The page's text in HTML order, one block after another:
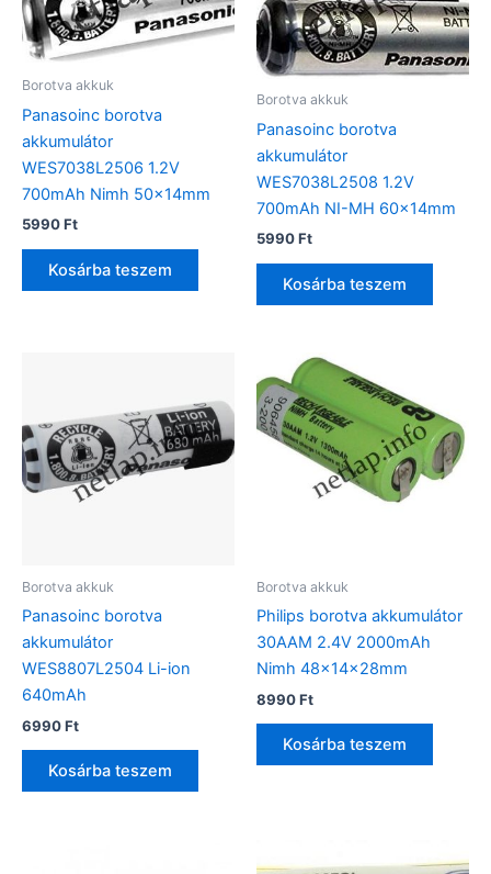
Borotva akkuk
Panasoinc borotva
akkumulátor
WES7038L2506 1.2V
700mAh Nimh 50x14mm
5990Ft
Kosárba teszem
Borotva akkuk
Panasoinc borotva
akkumulátor
WES7038L2508 1.2V
700mAh NI-MH 60x14mm
5990Ft
Kosárba teszem
Borotva akkuk
Panasoinc borotva
akkumulátor
WES8807L2504 Li-ion
640mAh
6990Ft
Kosárba teszem
Borotva akkuk
Philips borotva akkumulátor
30AAM 2.4V 2000mAh
Nimh 48x14x28mm
8990Ft
Kosárba teszem